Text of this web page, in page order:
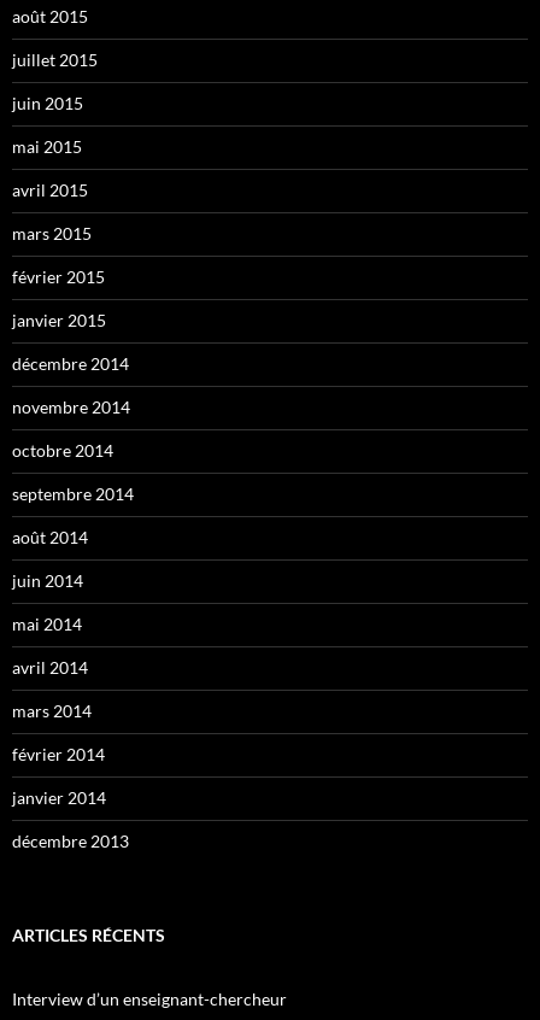
août 2015
juillet 2015
juin 2015
mai 2015
avril 2015
mars 2015
février 2015
janvier 2015
décembre 2014
novembre 2014
octobre 2014
septembre 2014
août 2014
juin 2014
mai 2014
avril 2014
mars 2014
février 2014
janvier 2014
décembre 2013
ARTICLES RÉCENTS
Interview d’un enseignant-chercheur